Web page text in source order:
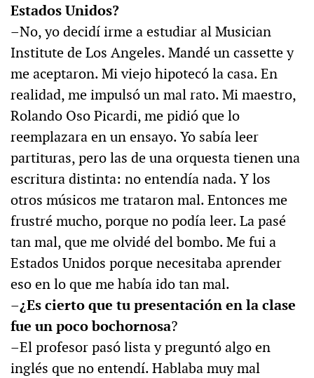
Estados Unidos?
–No, yo decidí irme a estudiar al Musician
Institute de Los Angeles. Mandé un cassette y
me aceptaron. Mi viejo hipotecó la casa. En
realidad, me impulsó un mal rato. Mi maestro,
Rolando Oso Picardi, me pidió que lo
reemplazara en un ensayo. Yo sabía leer
partituras, pero las de una orquesta tienen una
escritura distinta: no entendía nada. Y los
otros músicos me trataron mal. Entonces me
frustré mucho, porque no podía leer. La pasé
tan mal, que me olvidé del bombo. Me fui a
Estados Unidos porque necesitaba aprender
eso en lo que me había ido tan mal.
–¿Es cierto que tu presentación en la clase
fue un poco bochornosa?
–El profesor pasó lista y preguntó algo en
inglés que no entendí. Hablaba muy mal